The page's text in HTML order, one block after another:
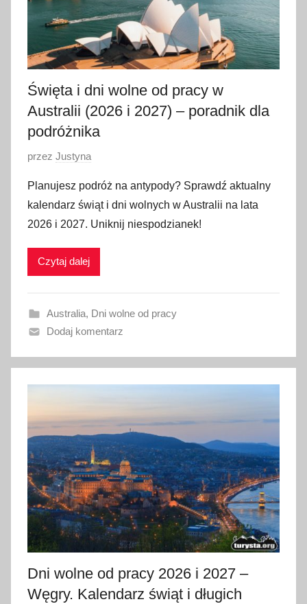
Święta i dni wolne od pracy w
Australii (2026 i 2027) – poradnik dla
podróżnika
O
u
b
l
i
a
n
3
1
a
j
a
2
0
2
6
przez Justyna
Planujesz podróż na antypody? Sprawdź aktualny
kalendarz świąt i dni wolnych w Australii na lata
2026 i 2027. Uniknij niespodzianek!
Czytaj dalej
Australia, Dni wolne od pracy
Dodaj komentarz
Dni wolne od pracy 2026 i 2027 –
Węgry. Kalendarz świąt i długich